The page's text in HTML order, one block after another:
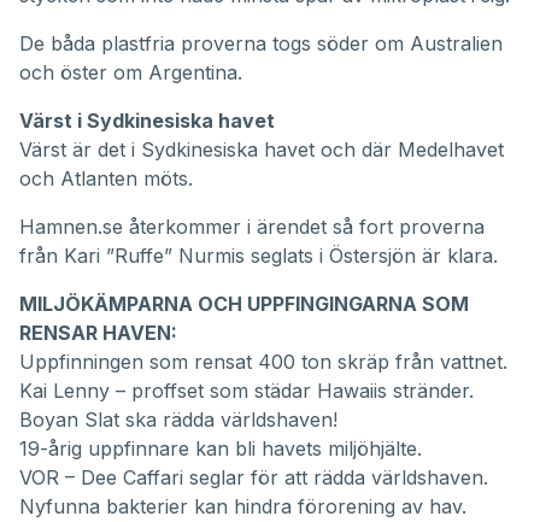
De båda plastfria proverna togs söder om Australien
och öster om Argentina.
Värst i Sydkinesiska havet
Värst är det i Sydkinesiska havet och där Medelhavet
och Atlanten möts.
Hamnen.se återkommer i ärendet så fort proverna
från Kari ”Ruffe” Nurmis seglats i Östersjön är klara.
MILJÖKÄMPARNA OCH UPPFINGINGARNA SOM
RENSAR HAVEN:
Uppfinningen som rensat 400 ton skräp från vattnet.
Kai Lenny – proffset som städar Hawaiis stränder.
Boyan Slat ska rädda världshaven!
19-årig uppfinnare kan bli havets miljöhjälte.
VOR – Dee Caffari seglar för att rädda världshaven.
Nyfunna bakterier kan hindra förorening av hav.